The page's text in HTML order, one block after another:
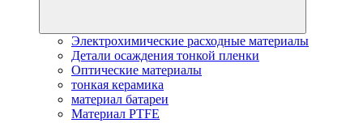
Электрохимические расходные материалы
Детали осаждения тонкой пленки
Оптические материалы
тонкая керамика
материал батареи
Материал PTFE